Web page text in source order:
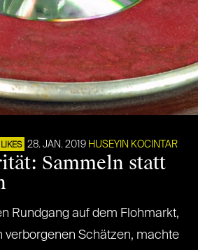
LIKES 28. JAN. 2019 HUSEYIN KOCINTAR
Sammeln statt
Rundgang auf dem Flohmarkt,
verborgenen Schätzen, machte